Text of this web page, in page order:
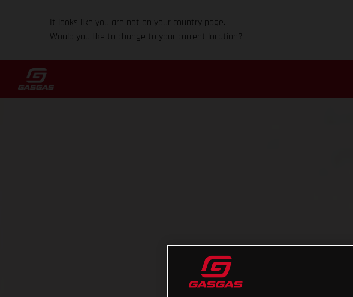
It looks like you are not on your country page.
Would you like to change to your current location?